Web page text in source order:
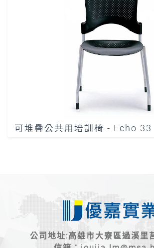
可堆疊公共用培訓椅 - Echo 33
公司地址:高雄市大寮區過溪里